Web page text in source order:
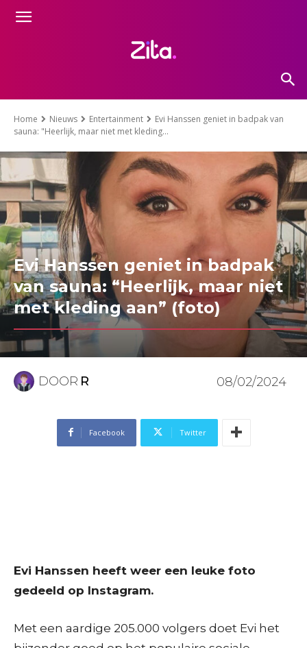
Home Nieuws Entertainment
Evi Hanssen geniet in badpak van
sauna: "Heerlijk, maar niet met kleding...
Evi Hanssen geniet in badpak
van sauna: “Heerlijk, maar niet
met kleding aan” (foto)
DOOR R 08/02/2024
Facebook Twitter
Evi Hanssen heeft weer een leuke foto
gedeeld op Instagram.
Met een aardige 205.000 volgers doet Evi het